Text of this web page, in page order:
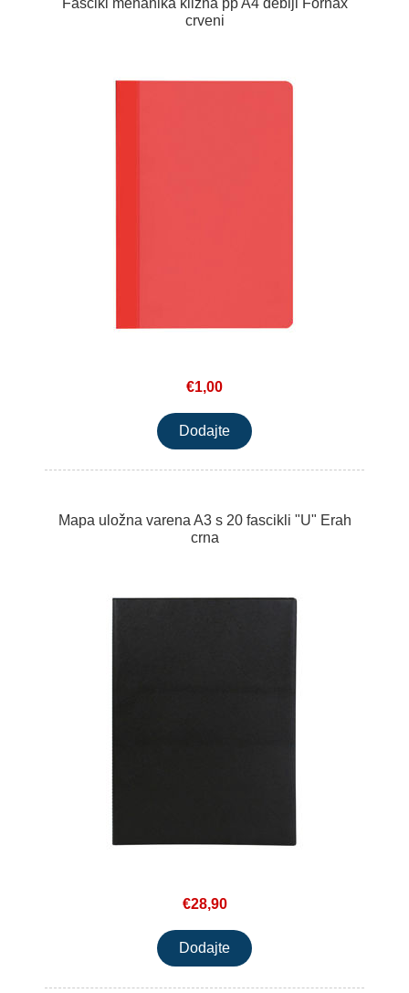
Fascikl mehanika klizna pp A4 deblji Fornax
crveni
€1,00
Mapa uložna varena A3 s 20 fascikli "U" Erah
crna
€28,90